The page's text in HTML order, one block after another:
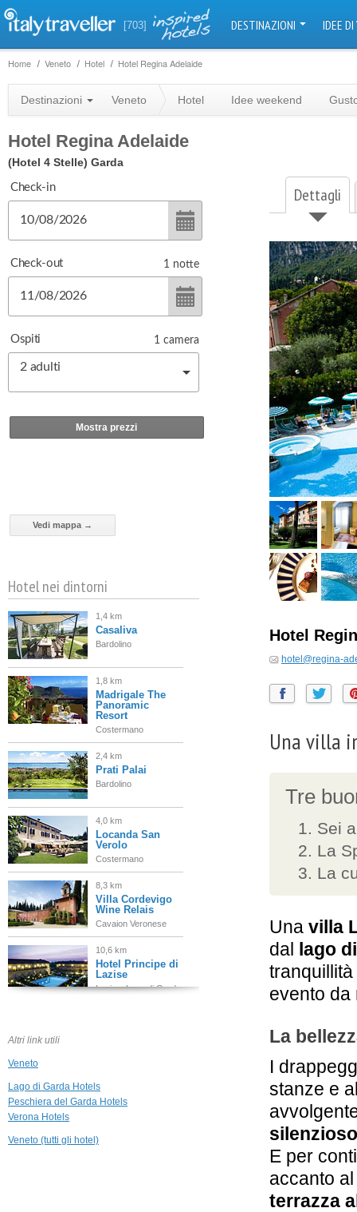
[703] DESTINAZIONI IDEE
Home Veneto Hotel Hotel Regina Adelaide
Destinazioni Veneto Hotel Idee weekend
Hotel Regina Adelaide
(Hotel 4 Stelle) Garda
Dettagli
Hotel
hotel@regina-
Una villa
Tre
Sei
La
La
Una villa
dal lago
evento da
La
I
stanze e
silenzioso
E per
accanto
terrazza
Check-in
Check-out 1 notte
Ospiti
2 adulti
1 camera
Mostra prezzi
Vedi mappa →
Hotel nei dintorni
1,4 km
Casaliva
Bardolino
1,8 km
Madrigale The
Panoramic
Resort
Costermano
2,4 km
Prati Palai
Bardolino
4,0 km
Locanda San
Verolo
Costermano
8,3 km
Villa Cordevigo
Wine Relais
Cavaion Veronese
10,6 km
Hotel Principe di
Lazise
Lazise, Lago di Garda
Hotel Olivi
Sirmione
13,2 km
Altri link utili
Veneto
Lago di Garda Hotels
Peschiera del Garda Hotels
Verona Hotels
Veneto (tutti gli hotel)